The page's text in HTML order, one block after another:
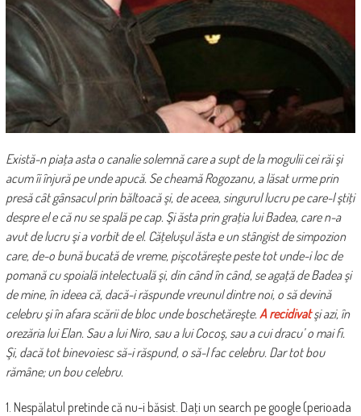
Există-n piaţa asta o canalie solemnă care a supt de la mogulii cei răi şi
acum îi înjură pe unde apucă. Se cheamă Rogozanu, a lăsat urme prin
presă cât gânsacul prin băltoacă şi, de aceea, singurul lucru pe care-l ştiţi
despre el e că nu se spală pe cap. Şi ăsta prin graţia lui Badea, care n-a
avut de lucru şi a vorbit de el. Căţeluşul ăsta e un stângist de simpozion
care, de-o bună bucată de vreme, pişcotăreşte peste tot unde-i loc de
pomană cu spoială intelectuală şi, din când în când, se agaţă de Badea şi
de mine, în ideea că, dacă-i răspunde vreunul dintre noi, o să devină
celebru şi în afara scării de bloc unde boschetăreşte. A recidivatşi azi, în
orezăria lui Elan. Sau a lui Niro, sau a lui Cocoş, sau a cui dracu’ o mai fi.
Şi, dacă tot binevoiesc să-i răspund, o să-l fac celebru. Dar tot bou
rămâne; un bou celebru.
1. Nespălatul pretinde că nu-i băsist. Daţi un search pe google (perioada